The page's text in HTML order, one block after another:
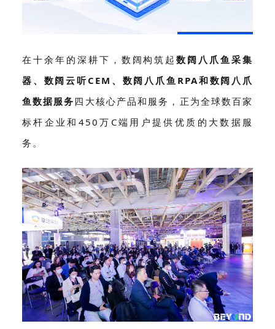
在 十余年的深耕下，数阔构筑起数阔八爪鱼采集
器、数阔云听CEM、数阔八爪鱼RPA和数阔八爪
鱼数据服务四大核心产品和服务，正为全球数百家
标杆企业和450万C端用户提供优质的大数据服
务。